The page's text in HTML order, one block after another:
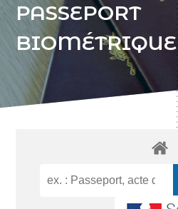
PASSEPORT
BIOMÉTRIQUE